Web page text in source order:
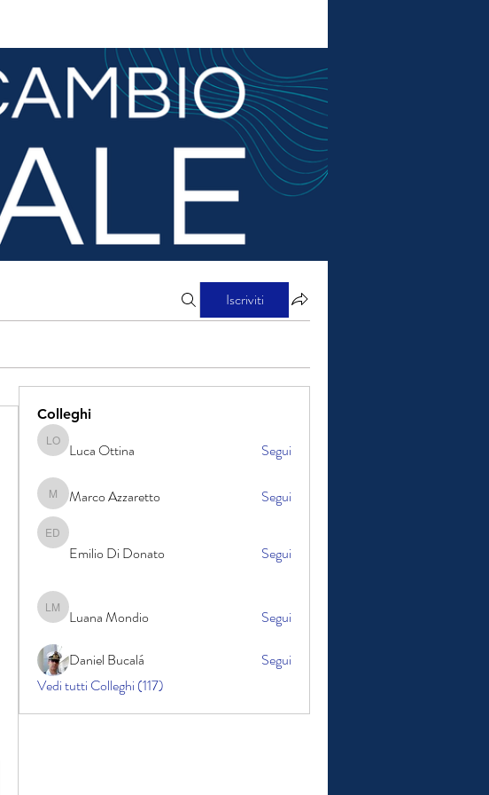
Iscriviti
Colleghi
Luca Ottina
Luca Ottina Segui
Marco Azzaretto
Marco Azzaretto Segui
Emilio Di Donato
Emilio Di Donato Segui
Luana Mondio
Luana Mondio Segui
Daniel Bucalá
Segui
Vedi tutti Colleghi (117)